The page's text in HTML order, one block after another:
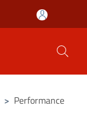
> Performance